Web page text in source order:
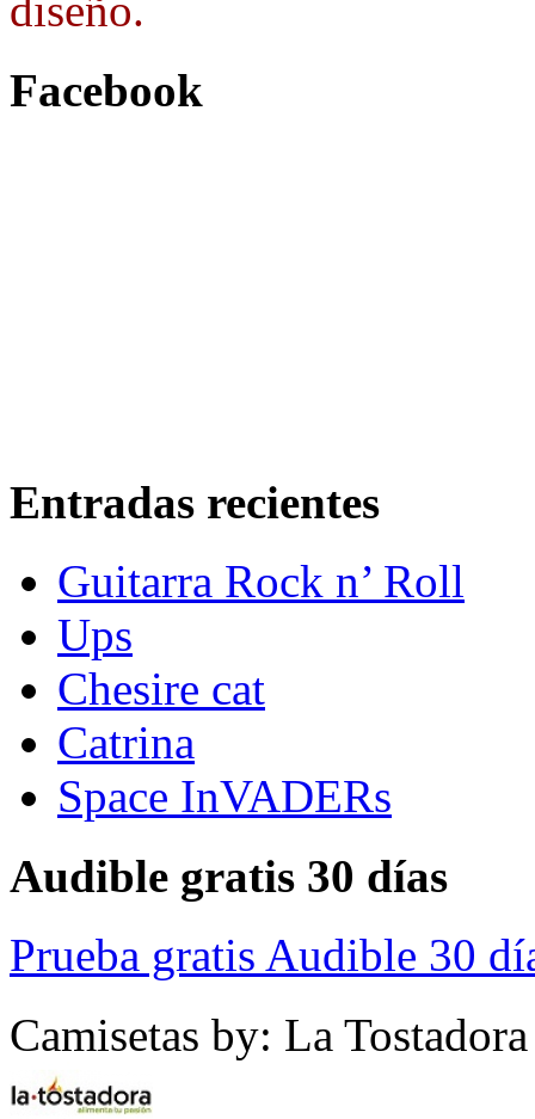
diseño.
Facebook
Entradas recientes
Guitarra Rock n’ Roll
Ups
Chesire cat
Catrina
Space InVADERs
Audible gratis 30 días
Prueba gratis Audible 30
Camisetas by: La Tostadora